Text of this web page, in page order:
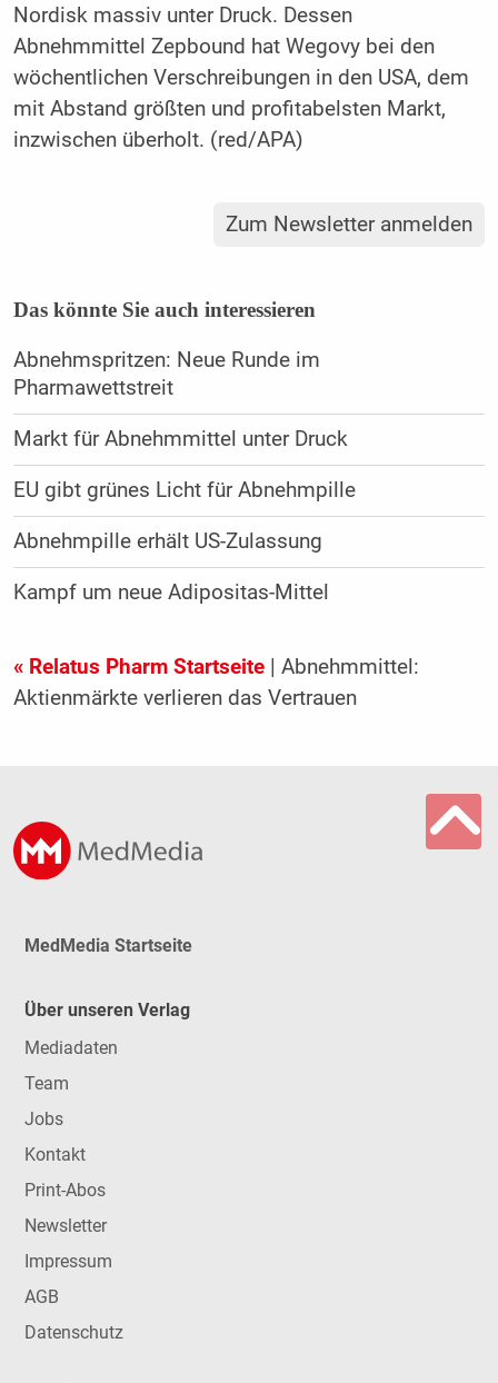
Nordisk massiv unter Druck. Dessen
Abnehmmittel Zepbound hat Wegovy bei den
wöchentlichen Verschreibungen in den USA, dem
mit Abstand größten und profitabelsten Markt,
inzwischen überholt. (red/APA)
Zum Newsletter anmelden
Das könnte Sie auch interessieren
Abnehmspritzen: Neue Runde im
Pharmawettstreit
Markt für Abnehmmittel unter Druck
EU gibt grünes Licht für Abnehmpille
Abnehmpille erhält US-Zulassung
Kampf um neue Adipositas-Mittel
« Relatus Pharm Startseite| Abnehmmittel:
Aktienmärkte verlieren das Vertrauen
MedMedia Startseite
Über unseren Verlag
Mediadaten
Team
Jobs
Kontakt
Print-Abos
Newsletter
Impressum
AGB
Datenschutz